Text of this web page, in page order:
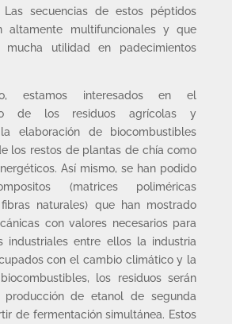
Las secuencias de estos péptidos
altamente multifuncionales y que
utilidad en padecimientos
estamos interesados en el
de los residuos agrícolas y
elaboración de biocombustibles
los restos de plantas de chía como
Así mismo, se han podido
(matrices poliméricas
naturales) que han mostrado
con valores necesarios para
industriales entre ellos la industria
con el cambio climático y la
los residuos serán
de etanol de segunda
de fermentación simultánea. Estos